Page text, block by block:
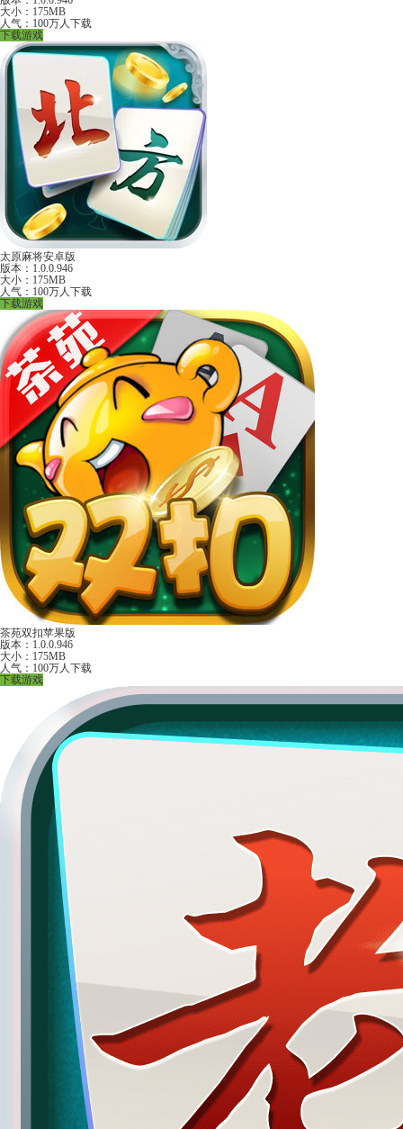
大小：175MB
人气：100万人下载
下载游戏
太原麻将安卓版
版本：1.0.0.946
大小：175MB
人气：100万人下载
下载游戏
茶苑双扣苹果版
版本：1.0.0.946
大小：175MB
人气：100万人下载
下载游戏